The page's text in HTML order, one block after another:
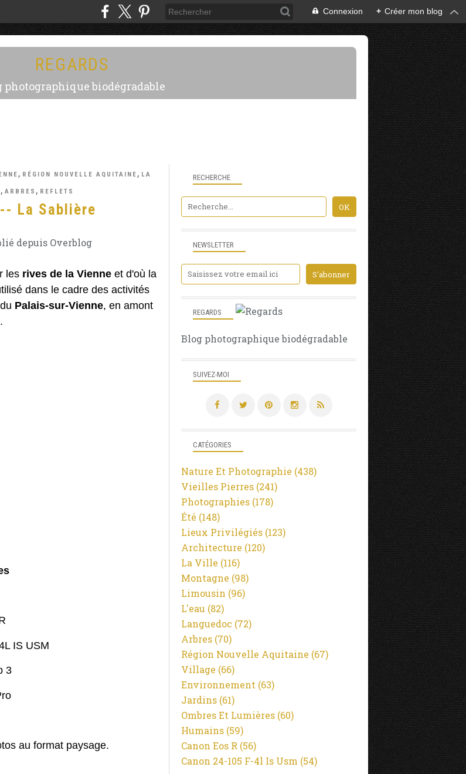
Connexion + Créer mon blog
REGARDS
photographique biodégradable
, RÉGION NOUVELLE AQUITAINE , LA
, ARBRES , REFLETS
La Sablière
depuis Overblog
les rives de la Vienne et d'où la
dans le cadre des activités
Palais-sur-Vienne, en amont
.
IS USM
3
au format paysage.
NEWSLETTER
SUIVEZ-MOI
RECHERCHE
REGARDS
Blog photographique biodégradable
CATÉGORIES
Nature Et Photographie (438)
Vieilles Pierres (241)
Photographies (178)
Été (148)
Lieux Privilégiés (123)
Architecture (120)
La Ville (116)
Montagne (98)
Limousin (96)
L'eau (82)
Languedoc (72)
Arbres (70)
Région Nouvelle Aquitaine (67)
Village (66)
Environnement (63)
Jardins (61)
Ombres Et Lumières (60)
Humains (59)
Canon Eos R (56)
Canon 24-105 F-4l Is Usm (54)